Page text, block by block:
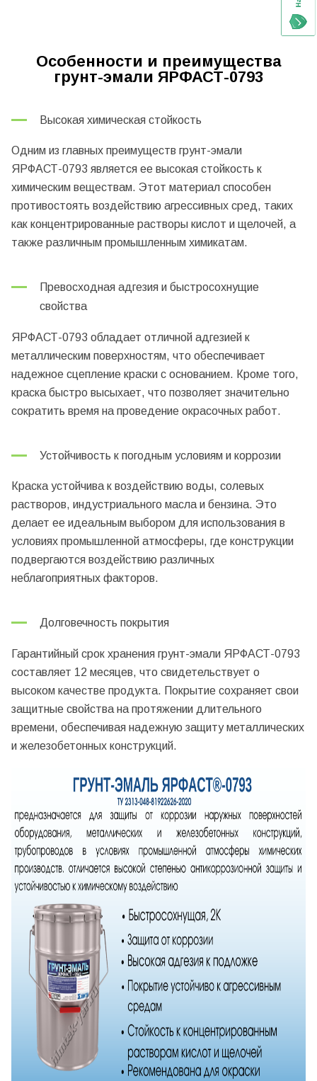
Особенности и преимущества
грунт-эмали ЯРФАСТ-0793
Высокая химическая стойкость
Одним из главных преимуществ грунт-эмали
ЯРФАСТ-0793 является ее высокая стойкость к
химическим веществам. Этот материал способен
противостоять воздействию агрессивных сред, таких
как концентрированные растворы кислот и щелочей, а
также различным промышленным химикатам.
Превосходная адгезия и быстросохнущие
свойства
ЯРФАСТ-0793 обладает отличной адгезией к
металлическим поверхностям, что обеспечивает
надежное сцепление краски с основанием. Кроме того,
краска быстро высыхает, что позволяет значительно
сократить время на проведение окрасочных работ.
Устойчивость к погодным условиям и коррозии
Краска устойчива к воздействию воды, солевых
растворов, индустриального масла и бензина. Это
делает ее идеальным выбором для использования в
условиях промышленной атмосферы, где конструкции
подвергаются воздействию различных
неблагоприятных факторов.
Долговечность покрытия
Гарантийный срок хранения грунт-эмали ЯРФАСТ-0793
составляет 12 месяцев, что свидетельствует о
высоком качестве продукта. Покрытие сохраняет свои
защитные свойства на протяжении длительного
времени, обеспечивая надежную защиту металлических
и железобетонных конструкций.